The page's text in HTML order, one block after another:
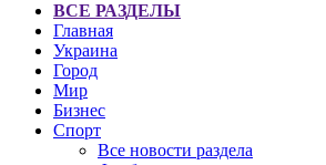
ВСЕ РАЗДЕЛЫ
Главная
Украина
Город
Мир
Бизнес
Спорт
Все новости раздела